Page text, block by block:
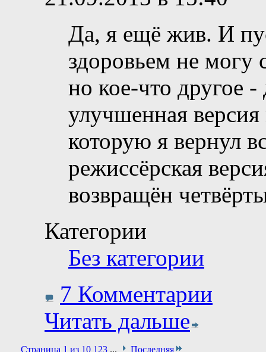
Да, я ещё жив. И
здоровьем не могу
но кое-что другое
улучшенная
которую я вернул
режиссёрская
возвращён
Категории
Без категории
7 Комментарии
Читать дальше
Страница 1 из 10 1 23 ... Последняя